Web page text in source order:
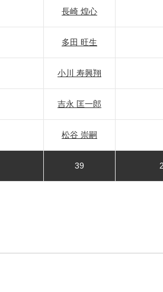
長崎 煌心
多田 旺生
小川 寿興翔
吉永 匡一郎
松谷 崇嗣
39